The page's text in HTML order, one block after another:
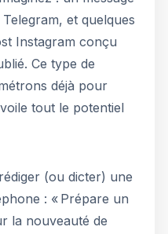
et quelques
Instagram conçu
Ce type de
déjà pour
tout le potentiel
(ou dicter) une
: « Prépare un
la nouveauté de